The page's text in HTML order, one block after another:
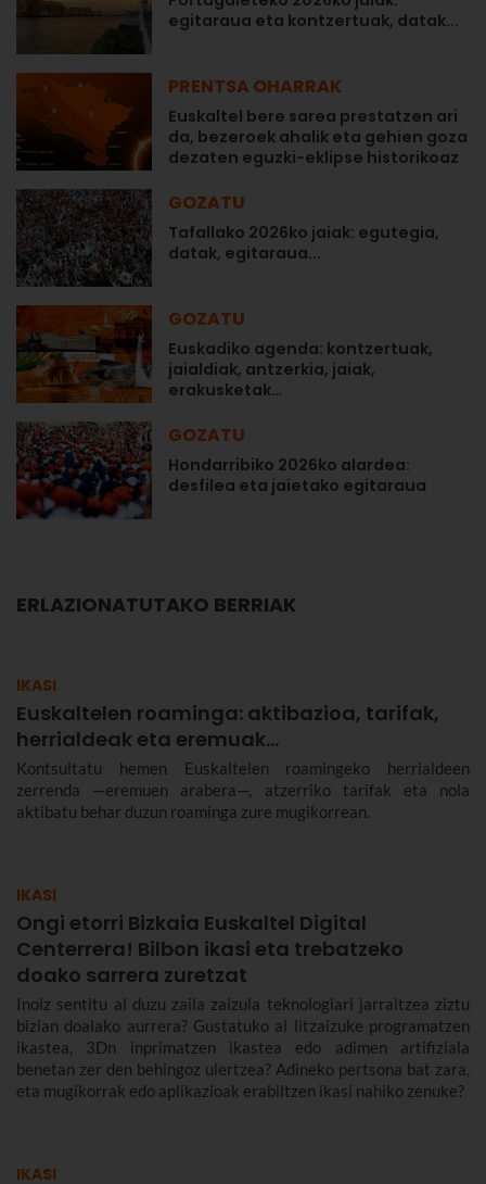
egitaraua eta kontzertuak, datak...
PRENTSA OHARRAK
Euskaltel bere sarea prestatzen ari
da, bezeroek ahalik eta gehien goza
dezaten eguzki-eklipse historikoaz
GOZATU
Tafallako 2026ko jaiak: egutegia,
datak, egitaraua...
GOZATU
Euskadiko agenda: kontzertuak,
jaialdiak, antzerkia, jaiak,
erakusketak…
GOZATU
Hondarribiko 2026ko alardea:
desfilea eta jaietako egitaraua
ERLAZIONATUTAKO BERRIAK
IKASI
Euskaltelen roaminga: aktibazioa, tarifak,
herrialdeak eta eremuak…
Kontsultatu hemen Euskaltelen roamingeko herrialdeen
zerrenda —eremuen arabera—, atzerriko tarifak eta nola
aktibatu behar duzun roaminga zure mugikorrean.
IKASI
Ongi etorri Bizkaia Euskaltel Digital
Centerrera! Bilbon ikasi eta trebatzeko
doako sarrera zuretzat
Inoiz sentitu al duzu zaila zaizula teknologiari jarraitzea ziztu
bizian doalako aurrera? Gustatuko al litzaizuke programatzen
ikastea, 3Dn inprimatzen ikastea edo adimen artifiziala
benetan zer den behingoz ulertzea? Adineko pertsona bat zara,
eta mugikorrak edo aplikazioak erabiltzen ikasi nahiko zenuke?
IKASI